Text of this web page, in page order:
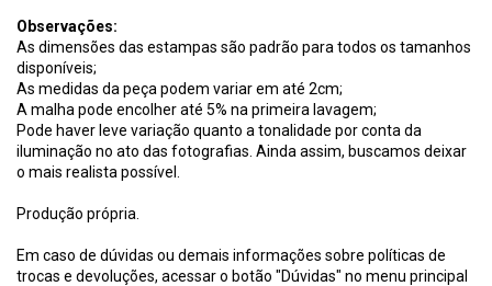
Observações:
As dimensões das estampas são padrão para todos os tamanhos
disponíveis;
As medidas da peça podem variar em até 2cm;
A malha pode encolher até 5% na primeira lavagem;
Pode haver leve variação quanto a tonalidade por conta da
iluminação no ato das fotografias. Ainda assim, buscamos deixar
o mais realista possível.
Produção própria.
Em caso de dúvidas ou demais informações sobre políticas de
trocas e devoluções, acessar o botão "Dúvidas" no menu principal